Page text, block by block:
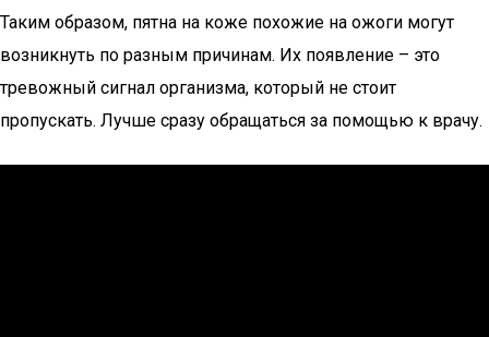
Таким образом, пятна на коже похожие на ожоги могут
возникнуть по разным причинам. Их появление – это
тревожный сигнал организма, который не стоит
пропускать. Лучше сразу обращаться за помощью к врачу.